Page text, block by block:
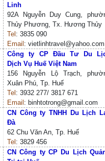
Linh
92A Nguyễn Duy Cung,
Thủy Phương, Tx. Hương Thủy
Tel : 3835 090
Email : vietlinhtravel@yahoo.com
Công ty CP Đầu Tư Du
Dịch Vụ Huế Việt Nam
156 Nguyễn Lộ Trạch,
Xuân Phú, Tp. Huế
Tel : 3932 277/ 3817 671
Email : binhtotrong@gmail.com
CN Công ty TNHH Du Lịch
Đà
62 Chu Văn An, Tp. Huế
Tel : 3829 456
CN Công ty CP Du Lịch